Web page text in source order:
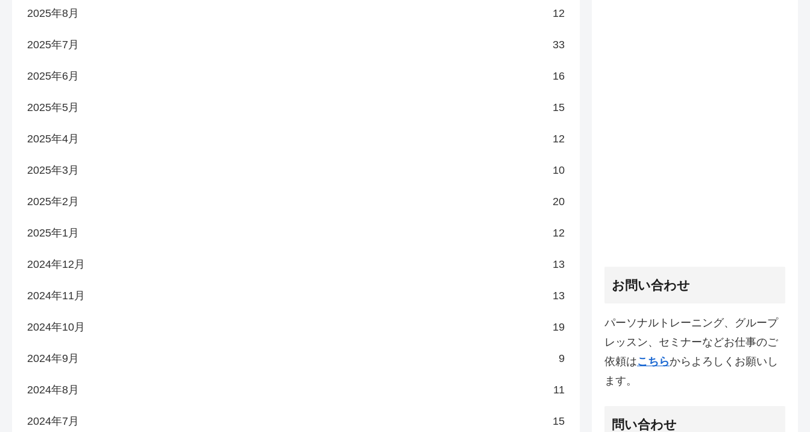
2025年8月 12
2025年7月 33
2025年6月 16
2025年5月 15
2025年4月 12
2025年3月 10
2025年2月 20
2025年1月 12
2024年12月 13
2024年11月 13
2024年10月 19
2024年9月 9
2024年8月 11
2024年7月 15
お問い合わせ
パーソナルトレーニング、グループ
レッスン、セミナーなどお仕事のご
依頼はこちらからよろしくお願いし
ます。
問い合わせ